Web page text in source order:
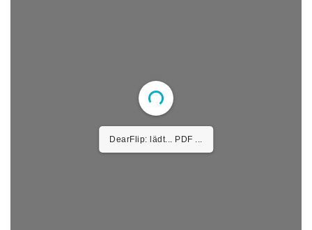
DearFlip: lädt... PDF ...